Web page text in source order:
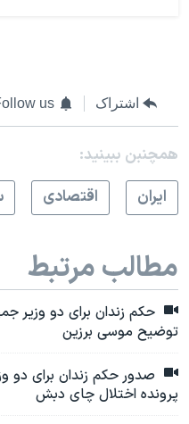
اشتراک us
همچنبن ببینید:
ايران
اقتصادی
مطالب مرتبط
حکم زندان برای دو وزیر
توضیح موسی برزین
صدور حکم زندان برای دو
پرونده اختلال چای دبش